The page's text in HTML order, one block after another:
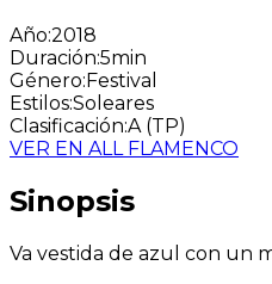
Año:2018
Duración:5min
Género:Festival
Estilos:Soleares
Clasificación:A (TP)
VER EN ALL FLAMENCO
Sinopsis
Va vestida de azul con un